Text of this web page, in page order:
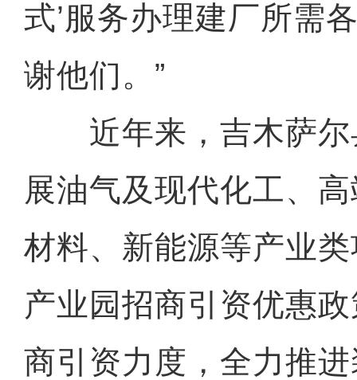
式’服务办理建厂所需
谢他们。”
近年来，吉木萨尔
展油气及现代化工、
材料、新能源等产业
产业园招商引资优惠
商引资力度，全力推